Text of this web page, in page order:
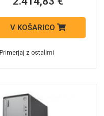
V KOŠARICO
Primerjaj z ostalimi